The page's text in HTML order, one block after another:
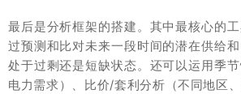
最后是分析框架的搭建。其中最核心的
过预测和比对未来一段时间的潜在供给
处于过剩还是短缺状态。还可以运用季
电力需求）、比价/套利分析（不同地区